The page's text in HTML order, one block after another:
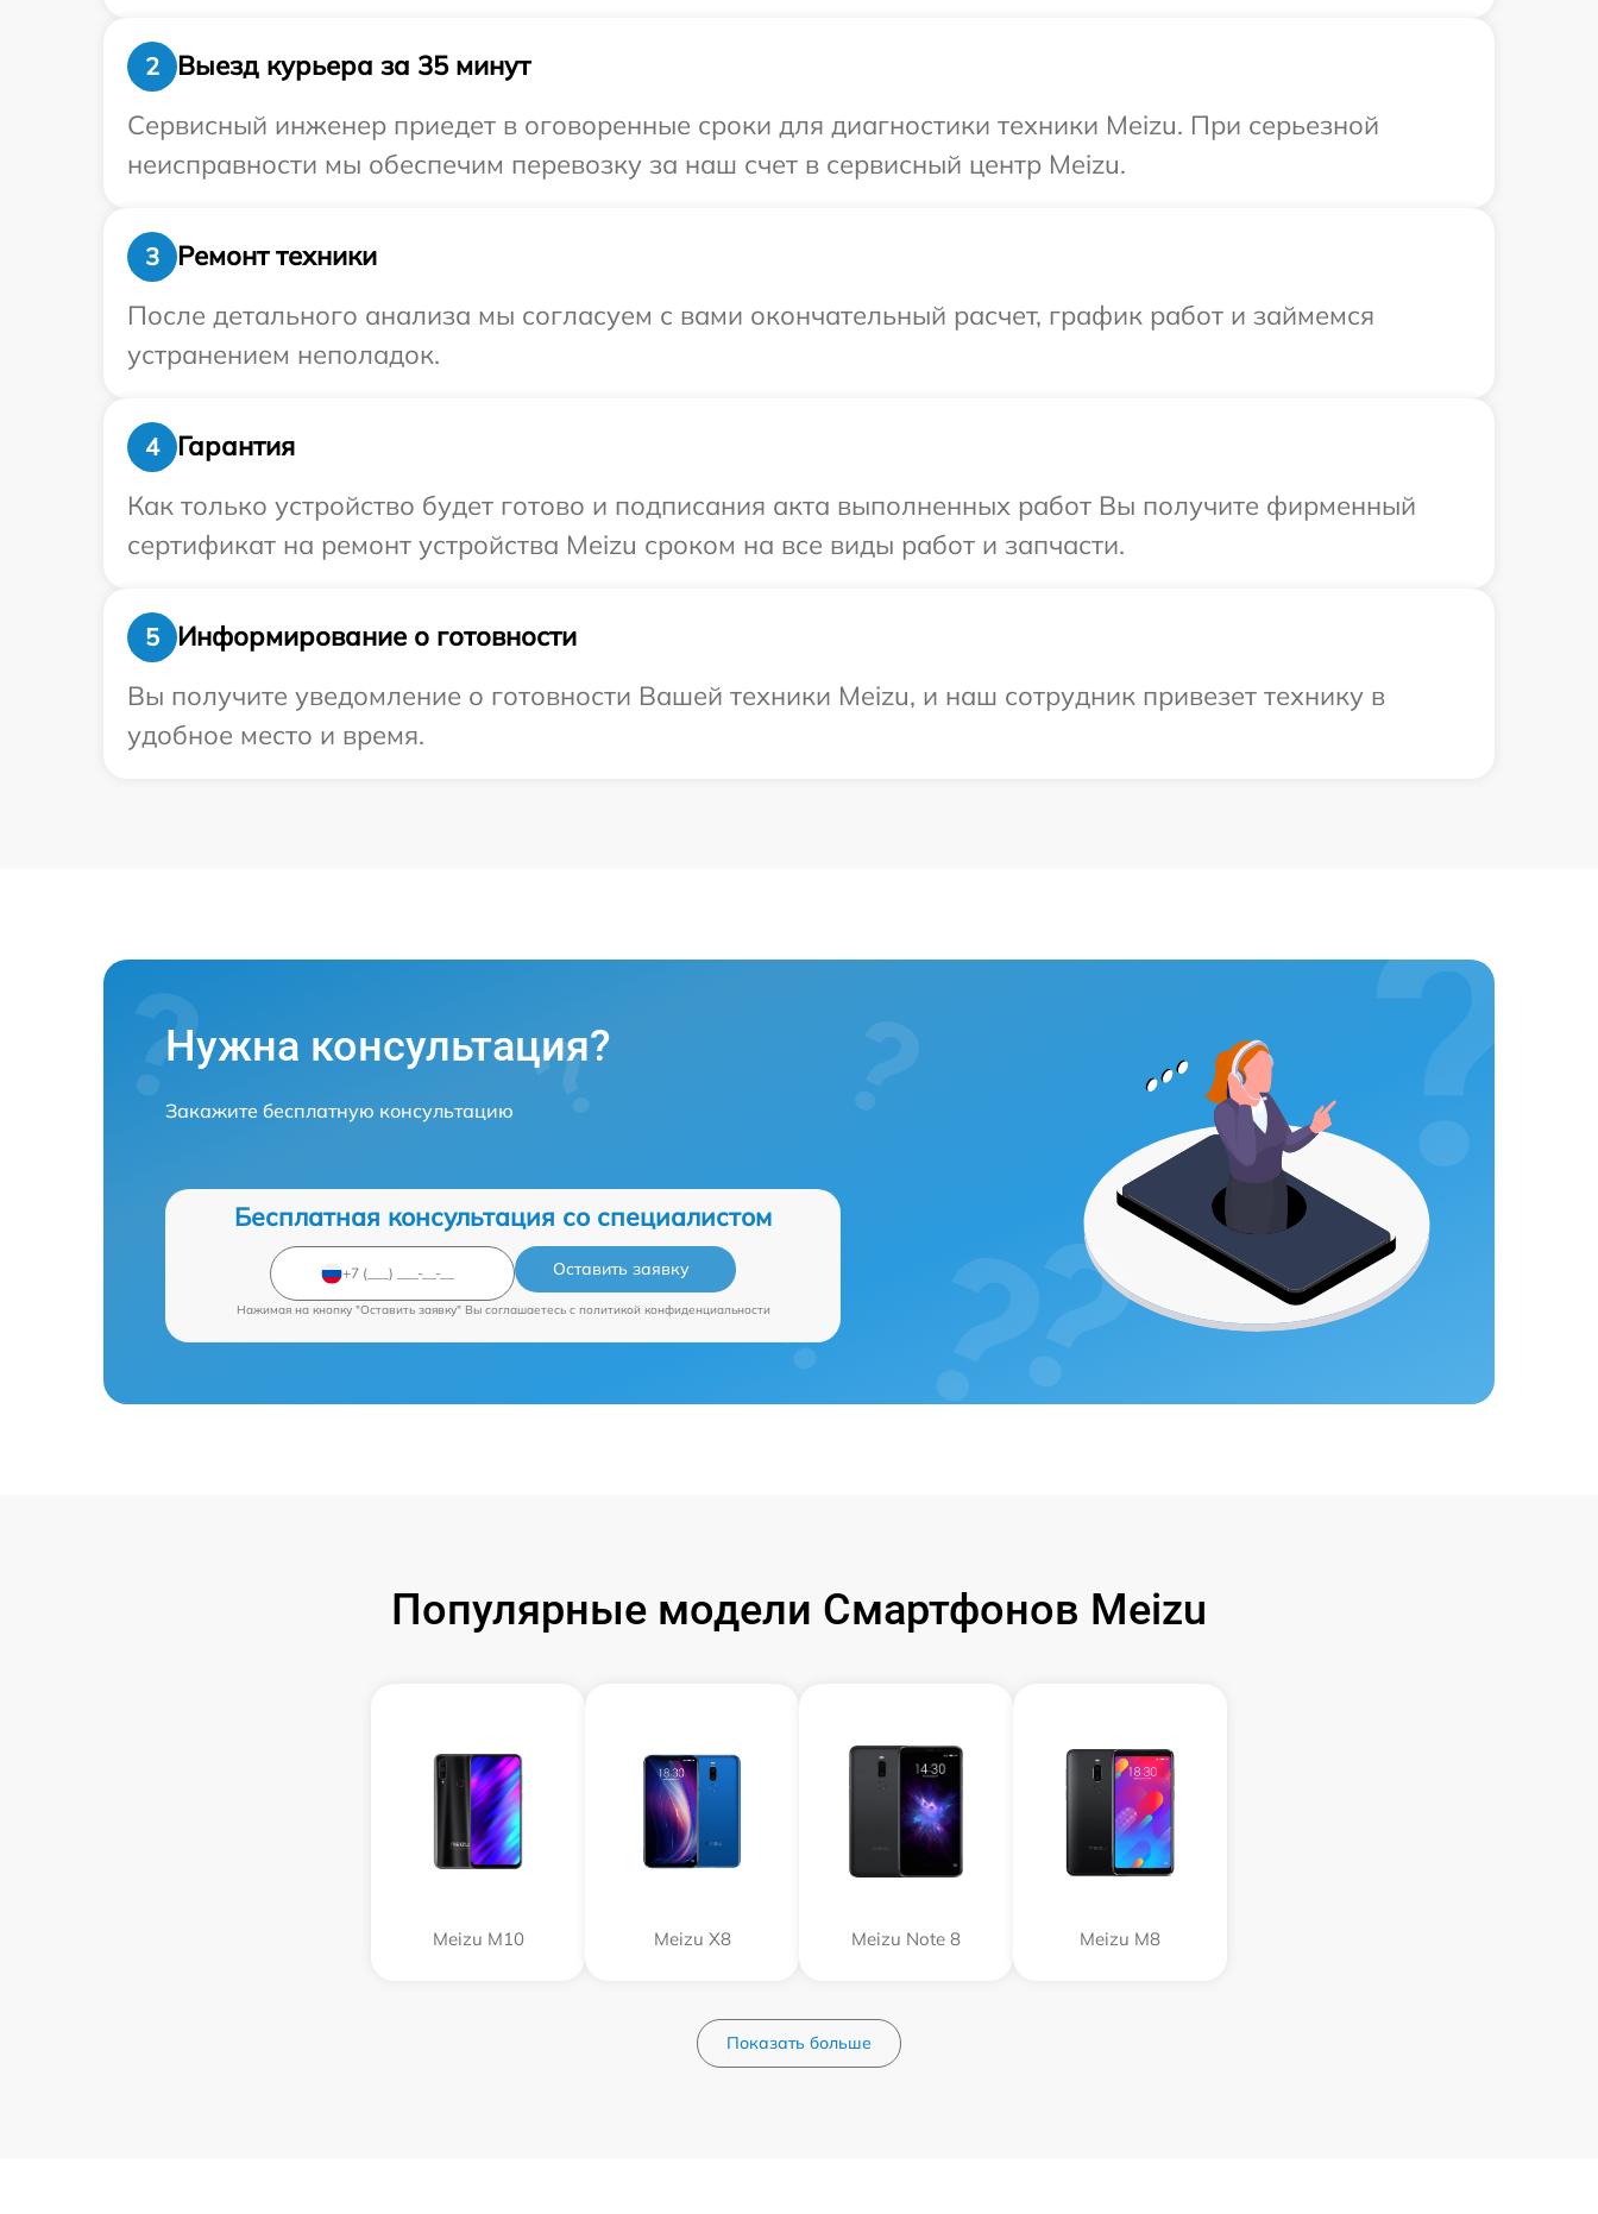
2
Выезд курьера за 35 минут
Сервисный инженер приедет в оговоренные сроки для диагностики техники Meizu. При серьезной
неисправности мы обеспечим перевозку за наш счет в сервисный центр Meizu.
3
Ремонт техники
После детального анализа мы согласуем с вами окончательный расчет, график работ и займемся
устранением неполадок.
4
Гарантия
Как только устройство будет готово и подписания акта выполненных работ Вы получите фирменный
сертификат на ремонт устройства Meizu сроком на все виды работ и запчасти.
5
Информирование о готовности
Вы получите уведомление о готовности Вашей техники Meizu, и наш сотрудник привезет технику в
удобное место и время.
Нужна консультация?
Закажите бесплатную консультацию
Бесплатная консультация со специалистом
Оставить заявку
Нажимая на кнопку "Оставить заявку" Вы соглашаетесь c политикой конфиденциальности
Популярные модели Смартфонов Meizu
Meizu M10 Meizu X8 Meizu Note 8 Meizu M8
Показать больше